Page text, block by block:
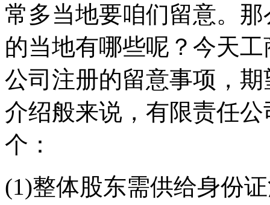
常多当地要咱们留意。
的当地有哪些呢？今天
公司注册的留意事项，
介绍般来说，有限责任
个：
(1)整体股东需供给身份